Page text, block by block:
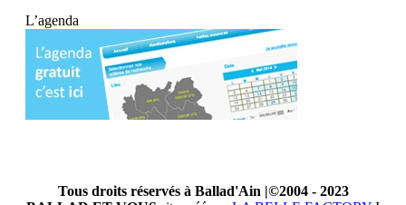
L’agenda
Tous droits réservés à Ballad'Ain |©2004 - 2023